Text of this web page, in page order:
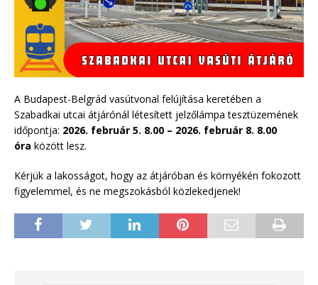
A Budapest-Belgrád vasútvonal felújítása keretében a
Szabadkai utcai átjárónál létesített jelzőlámpa tesztüzemének
időpontja: 2026. február 5. 8.00 – 2026. február 8. 8.00
óra között lesz.
Kérjük a lakosságot, hogy az átjáróban és környékén fokozott
figyelemmel, és ne megszokásból közlekedjenek!